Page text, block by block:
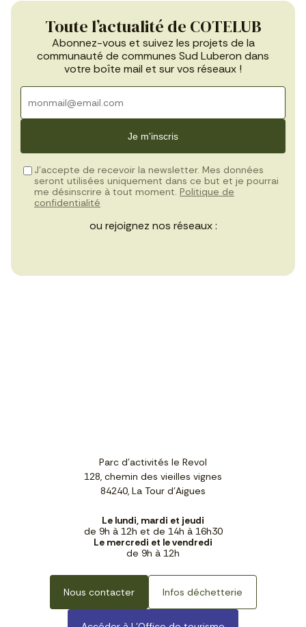
Toute l’actualité de COTELUB
Abonnez-vous et suivez les projets de la
communauté de communes Sud Luberon dans
votre boîte mail et sur vos réseaux !
Je m'inscris
J’accepte de recevoir la newsletter. Mes données
seront utilisées uniquement dans ce but et je pourrai
me désinscrire à tout moment. Politique de
confidentialité
ou rejoignez nos réseaux :
Parc d'activités le Revol
128, chemin des vieilles vignes
84240, La Tour d'Aigues
Le lundi, mardi et jeudi
de 9h à 12h et de 14h à 16h30
Le mercredi et le vendredi
de 9h à 12h
Nous contacter Infos déchetterie